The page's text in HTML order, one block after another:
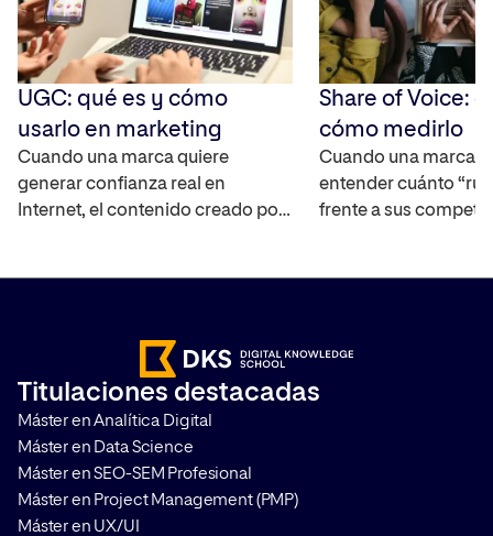
UGC: qué es y cómo
usarlo en marketing
Cuando una marca quiere
generar confianza real en
Internet, el contenido creado por
ayuda a construir credibilidad y
acelera el proceso en la toma de
decisiones de compra. Te
contamos en qué consiste y […]
Share of Voice:
cómo medirlo
Cuando una marca
entender cuánto
frente a sus
Titulaciones destacadas
Máster en Analítica Digital
Máster en Data Science
Máster en SEO-SEM Profesional
Máster en Project Management (PMP)
Máster en UX/UI